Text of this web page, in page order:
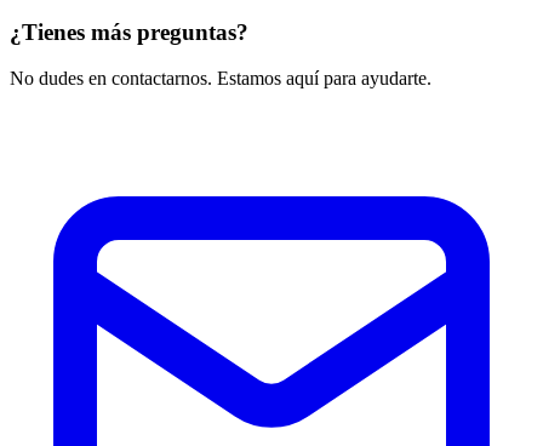
¿Tienes más preguntas?
No dudes en contactarnos. Estamos aquí para ayudarte.